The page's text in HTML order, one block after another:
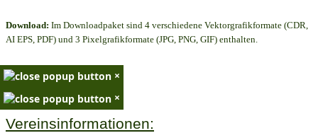
Download: Im Downloadpaket sind 4 verschiedene Vektorgrafikformate (CDR,
AI EPS, PDF) und 3 Pixelgrafikformate (JPG, PNG, GIF) enthalten.
×
×
Vereinsinformationen: